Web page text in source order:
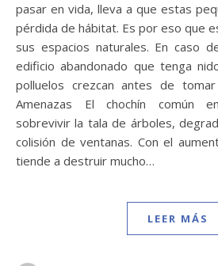
pasar en vida, lleva a que estas
pérdida de hábitat. Es por eso que
sus espacios naturales. En caso
edificio abandonado que tenga
polluelos crezcan antes de
Amenazas El chochín común
sobrevivir la tala de árboles,
colisión de ventanas. Con el
tiende a destruir mucho…
LEER MÁS